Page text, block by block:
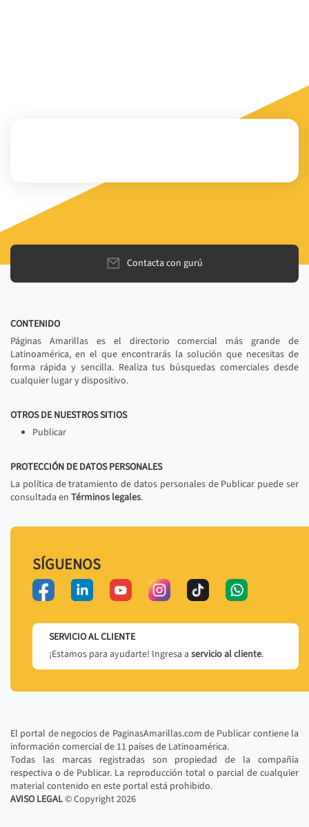
Contacta con gurú
CONTENIDO
Páginas Amarillas es el directorio comercial más grande de
Latinoamérica, en el que encontrarás la solución que necesitas de
forma rápida y sencilla. Realiza tus búsquedas comerciales desde
cualquier lugar y dispositivo.
OTROS DE NUESTROS SITIOS
Publicar
PROTECCIÓN DE DATOS PERSONALES
La política de tratamiento de datos personales de Publicar puede ser
consultada en Términos legales.
SÍGUENOS
SERVICIO AL CLIENTE
¡Estamos para ayudarte! Ingresa a servicio al cliente.
El portal de negocios de PaginasAmarillas.com de Publicar contiene la
información comercial de 11 países de Latinoamérica.
Todas las marcas registradas son propiedad de la compañía
respectiva o de Publicar. La reproducción total o parcial de cualquier
material contenido en este portal está prohibido.
AVISO LEGAL© Copyright2026